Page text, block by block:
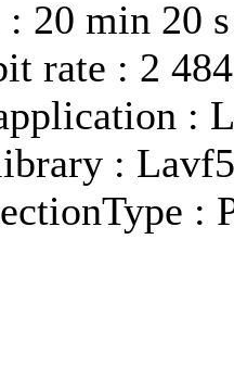
20 min 20 s
rate : 2
:
:
: